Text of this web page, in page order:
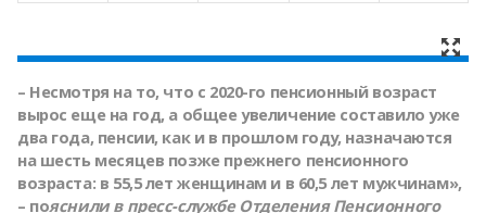
– Несмотря на то, что с 2020-го пенсионный возраст
вырос еще на год, а общее увеличение составило уже
два года, пенсии, как и в прошлом году, назначаются
на шесть месяцев позже прежнего пенсионного
возраста: в 55,5 лет женщинам и в 60,5 лет мужчинам»,
– пояснили в пресс-службе Отделения Пенсионного